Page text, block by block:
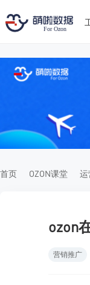
首页 OZON课堂 运
ozon
营销推广